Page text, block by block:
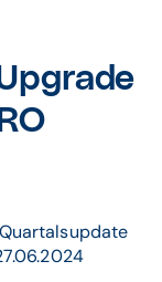
Quartalsupdate